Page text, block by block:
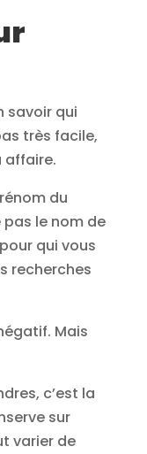
savoir qui
très facile,
affaire.
du
pas le nom de
qui vous
recherches
Mais
c’est la
sur
varier de